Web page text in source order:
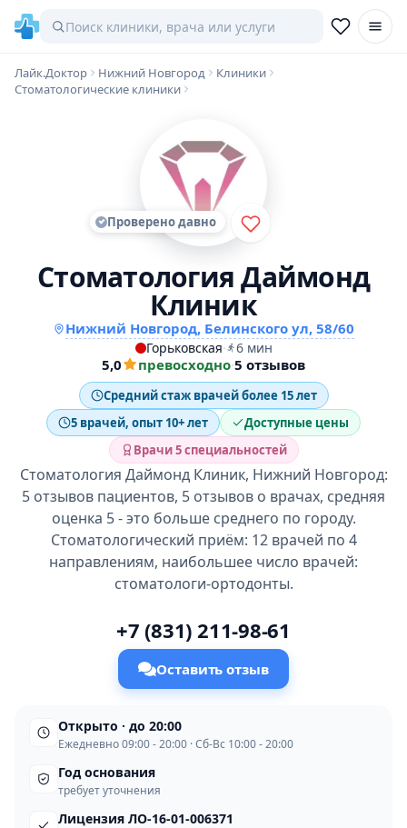
Лайк.Доктор Нижний Новгород
Клиники
Стоматологические клиники
Проверено давно
Стоматология Даймонд
Клиник
Нижний Новгород, Белинского ул, 58/60
Горьковская· 6 мин
5,0 превосходно·5 отзывов
Средний стаж врачей более 15 лет
5 врачей, опыт 10+ лет
Доступные цены
Врачи 5 специальностей
Стоматология Даймонд Клиник, Нижний Новгород:
5 отзывов пациентов, 5 отзывов о врачах, средняя
оценка 5 - это больше среднего по городу.
Стоматологический приём: 12 врачей по 4
направлениям, наибольшее число врачей:
стоматологи-ортодонты.
+7 (831) 211-98-61
Оставить отзыв
Открыто · до 20:00
Ежедневно 09:00 - 20:00 · Сб-Вс 10:00 - 20:00
Год основания
требует уточнения
Лицензия ЛО-16-01-006371